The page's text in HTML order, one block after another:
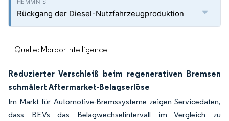
Rückgang der Diesel-Nutzfahrzeugproduktion
Quelle: Mordor Intelligence
Reduzierter Verschleiß beim regenerativen Bremsen
schmälert Aftermarket-Belagserlöse
Im Markt für Automotive-Bremssysteme zeigen Servicedaten,
dass BEVs das Belagwechselintervall im Vergleich zu